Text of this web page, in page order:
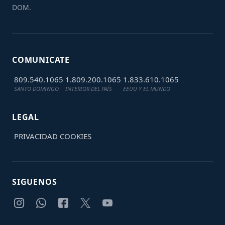
DOM.
COMUNICATE
809.540.1065
SANTO DOMINGO
1.809.200.1065
INTERIOR DEL PAÍS
1.833.610.1065
EEUU Y EL MUNDO
LEGAL
PRIVACIDAD COOKIES
SIGUENOS